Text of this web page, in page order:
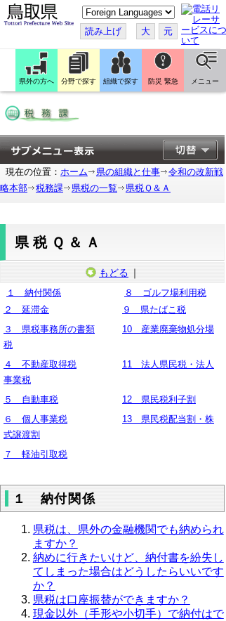
こ
の
ペ
ー
ジ
を
翻
訳
す
読み上げ 大 元
県外の方へ 分野で探す 組織で探す 防災 緊急 メニュー
現在の位置： ホーム 県の組織と仕事
令和の改新戦
略本部
税務課 県税の一覧 県税Ｑ＆Ａ
県税Ｑ＆Ａ
もどる ｜
１ 納付関係
８ ゴルフ場利用税
２ 延滞金
９ 県たばこ税
３ 県税事務所の書類
10 産業廃棄物処分場
税
４ 不動産取得税
11 法人県民税・法人
事業税
５ 自動車税
12 県民税利子割
６ 個人事業税
13 県民税配当割・株
式譲渡割
７ 軽油引取税
１ 納付関係
県税は、県外の金融機関でも納められ
ますか？
納めに行きたいけど、納付書を紛失し
てしまった場合はどうしたらいいです
か？
県税は口座振替ができますか？
現金以外（手形や小切手）で納付はで